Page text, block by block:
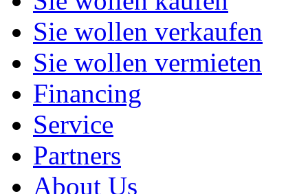
Sie wollen verkaufen
Sie wollen vermieten
Financing
Service
Partners
About Us